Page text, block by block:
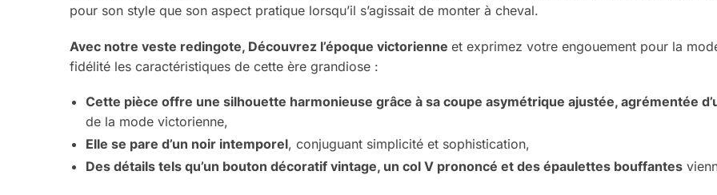
pour son style que son aspect pratique lorsqu’il s’agissait de monter à cheval.
Avec notre veste redingote, Découvrez l’époque victorienneet exprimez votre engouement pour la
fidélité les caractéristiques de cette ère grandiose :
Cette pièce offre une silhouette harmonieuse grâce à sa coupe asymétrique ajustée, agrémentée
de la mode victorienne,
Elle se pare d’un noir intemporel, conjuguant simplicité et sophistication,
Des détails tels qu’un bouton décoratif vintage, un col V prononcé et des épaulettes bouffantes